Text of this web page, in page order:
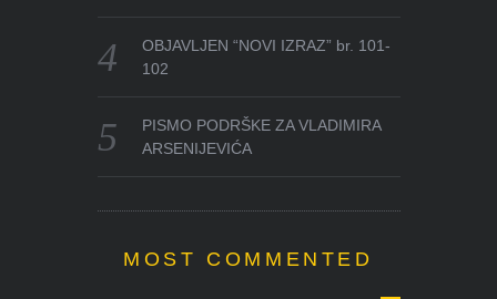
OBJAVLJEN “NOVI IZRAZ” br. 101-
102
PISMO PODRŠKE ZA VLADIMIRA
ARSENIJEVIĆA
MOST COMMENTED